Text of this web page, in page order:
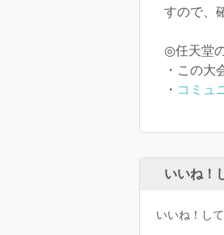
すので、
◎任天堂
・この大
・ コミュ
いいね！
いいね！し